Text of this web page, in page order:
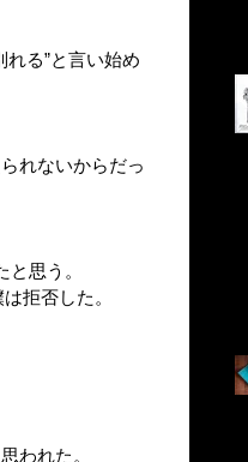
る”と言い始め
れないからだっ
思う。
拒否した。
われた。